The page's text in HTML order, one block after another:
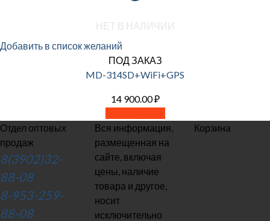
Добавить в список желаний
НЕТ В НАЛИЧИИ
ПОД ЗАКАЗ
MD-314SD+WiFi+GPS
14 900.00₽
Отдел оптовых
продаж
8(3902)32-
88-08
8-953-259-
88-08
Вся информация,
размещенная на
сайте, включая
цены, наличие
товара и другое,
носит
исключительно
Корзина